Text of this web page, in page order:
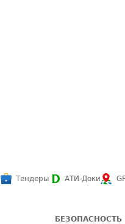
Тендеры АТИ-Доки
БЕЗОПАСНОСТЬ